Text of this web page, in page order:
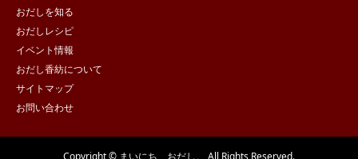
おだしを知る
おだしレシピ
イベント情報
おだし香紡について
サイトマップ
お問い合わせ
Copyright © まいにち、おだし。 All Rights Reserved.